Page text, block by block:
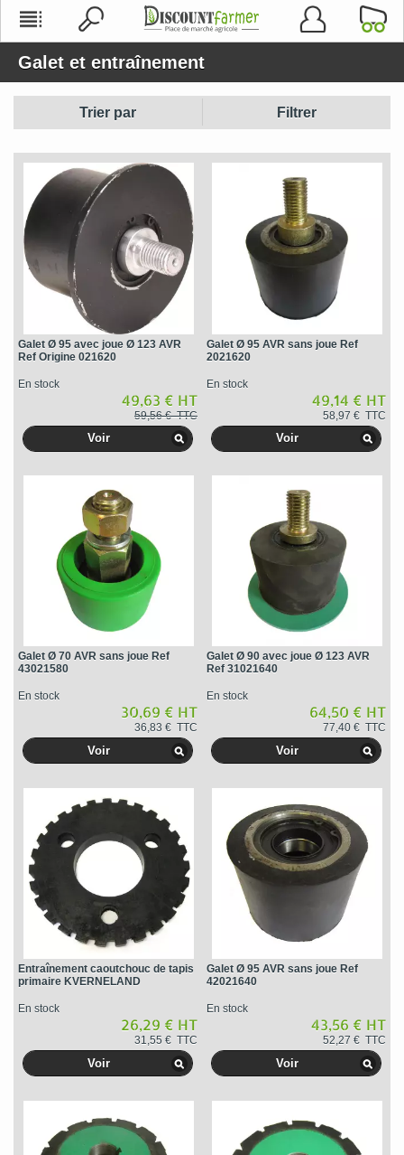
Galet et entraînement
Trier par Filtrer
Galet Ø 95 avec joue Ø 123 AVR
Ref Origine 021620
En stock
49,63 € HT
59,56 € TTC
Voir
Galet Ø 95 AVR sans joue Ref
2021620
En stock
49,14 € HT
58,97 € TTC
Voir
Galet Ø 70 AVR sans joue Ref
43021580
En stock
30,69 € HT
36,83 € TTC
Voir
Galet Ø 90 avec joue Ø 123 AVR
Ref 31021640
En stock
64,50 € HT
77,40 € TTC
Voir
Entraînement caoutchouc de tapis
primaire KVERNELAND
En stock
26,29 € HT
31,55 € TTC
Voir
Galet Ø 95 AVR sans joue Ref
42021640
En stock
43,56 € HT
52,27 € TTC
Voir